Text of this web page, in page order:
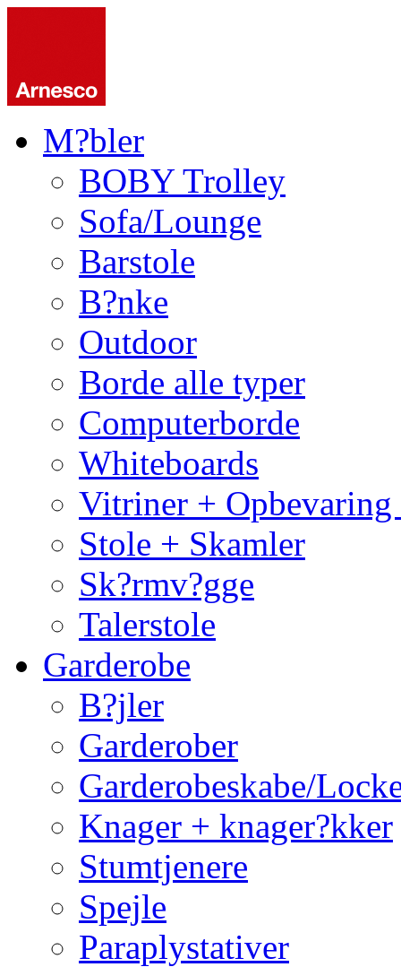
M?bler
BOBY Trolley
Sofa/Lounge
Barstole
B?nke
Outdoor
Borde alle typer
Computerborde
Whiteboards
Vitriner +
Stole + Skamler
Sk?rmv?gge
Talerstole
Garderobe
B?jler
Garderober
Garderobeskabe/
Knager + knager?kker
Stumtjenere
Spejle
Paraplystativer